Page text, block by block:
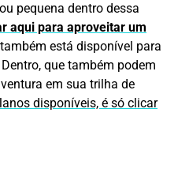
pequena dentro dessa
aqui para aproveitar um
está disponível para
que também podem
em sua trilha de
disponíveis, é só clicar